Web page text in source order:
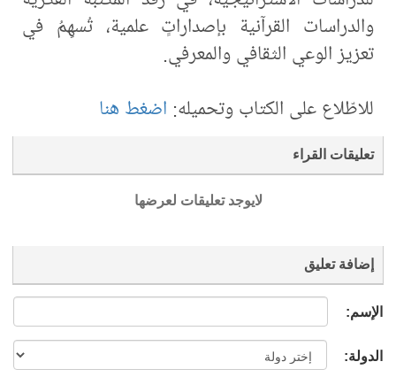
والدراسات القرآنية بإصداراتٍ علمية، تُسهِمُ في
تعزيز الوعي الثقافي والمعرفي.
للاطّلاع على الكتاب وتحميله: اضغط هنا
تعليقات القراء
لايوجد تعليقات لعرضها
إضافة تعليق
الإسم:
الدولة: